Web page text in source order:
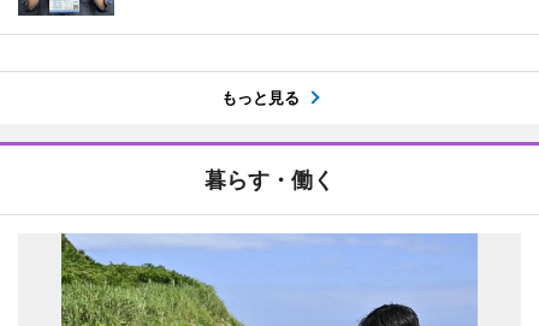
もっと見る
暮らす・働く